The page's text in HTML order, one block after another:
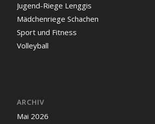
Jugend-Riege Lenggis
Mädchenriege Schachen
Sport und Fitness
Volleyball
ARCHIV
Mai 2026